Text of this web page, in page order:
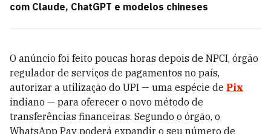
com Claude, ChatGPT e modelos chineses
O anúncio foi feito poucas horas depois de NPCI, órgão
regulador de serviços de pagamentos no país,
autorizar a utilização do UPI — uma espécie de Pix
indiano — para oferecer o novo método de
transferências financeiras. Segundo o órgão, o
WhatsApp Pay poderá expandir o seu número de